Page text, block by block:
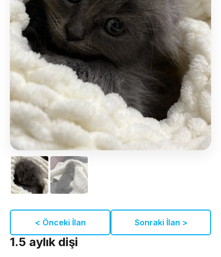
< Önceki İlan Sonraki İlan >
1.5 aylık dişi